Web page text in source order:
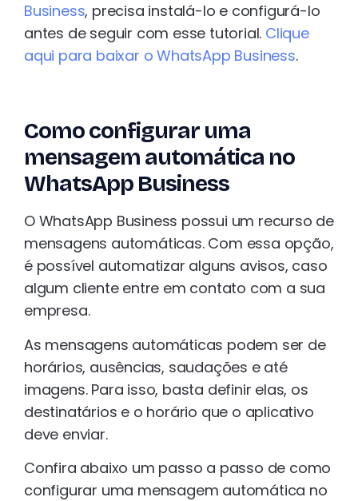
Business, precisa instalá-lo e configurá-lo
antes de seguir com esse tutorial. Clique
aqui para baixar o WhatsApp Business.
Como configurar uma
mensagem automática no
WhatsApp Business
O WhatsApp Business possui um recurso de
mensagens automáticas. Com essa opção,
é possível automatizar alguns avisos, caso
algum cliente entre em contato com a sua
empresa.
As mensagens automáticas podem ser de
horários, ausências, saudações e até
imagens. Para isso, basta definir elas, os
destinatários e o horário que o aplicativo
deve enviar.
Confira abaixo um passo a passo de como
configurar uma mensagem automática no